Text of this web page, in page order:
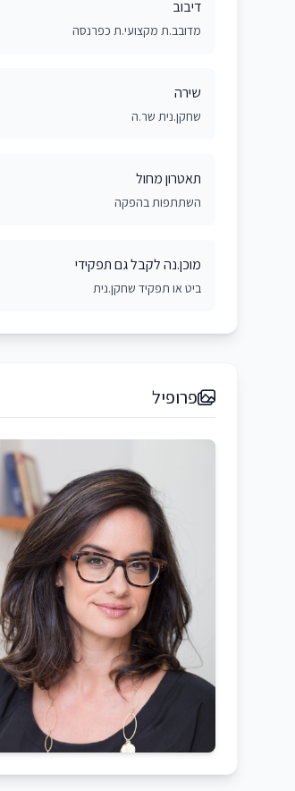
דיבוב
מדובב.ת מקצועי.ת כפרנסה
שירה
שחקן.נית שר.ה
תאטרון מחול
השתתפות בהפקה
מוכן.נה לקבל גם תפקידי
ביט או תפקיד שחקן.נית
פרופיל